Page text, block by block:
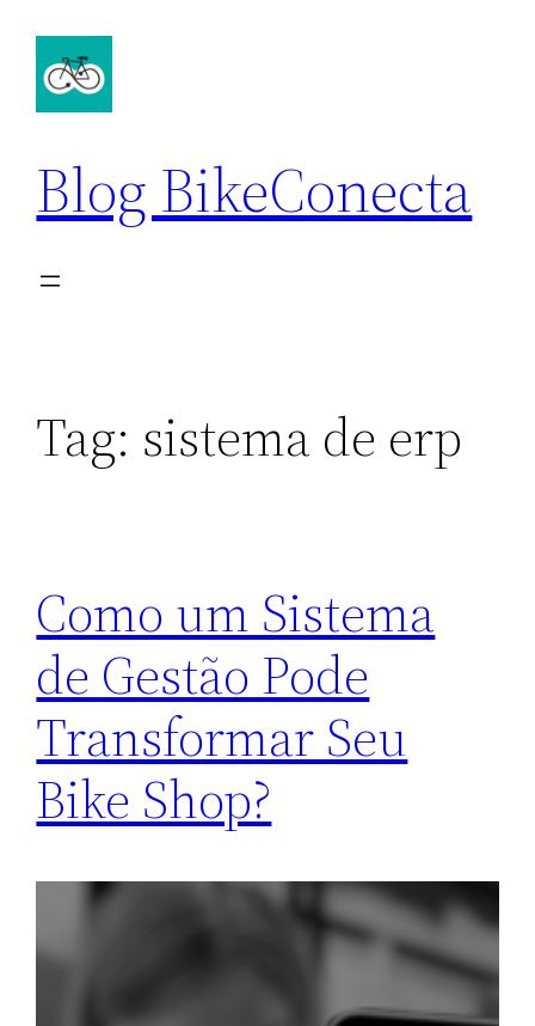
Blog BikeConecta
Tag: sistema de erp
Como um Sistema
de Gestão Pode
Transformar Seu
Bike Shop?